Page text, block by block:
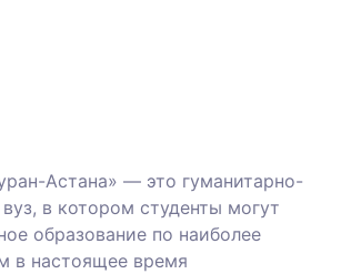
Астана» — это гуманитарно-
в котором студенты могут
образование по наиболее
в настоящее время